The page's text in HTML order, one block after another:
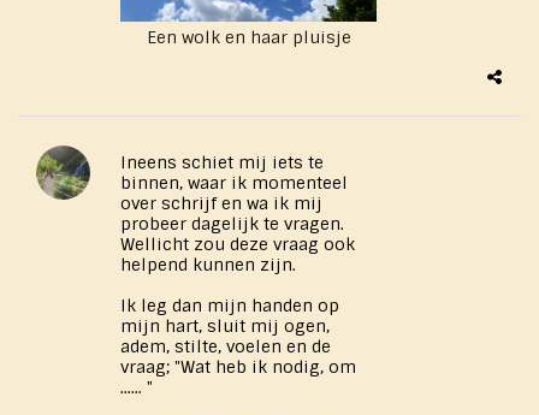
Een wolk en haar pluisje
Ineens schiet mij iets te
binnen, waar ik momenteel
over schrijf en wa ik mij
probeer dagelijk te vragen.
Wellicht zou deze vraag ook
helpend kunnen zijn.
Ik leg dan mijn handen op
mijn hart, sluit mij ogen,
adem, stilte, voelen en de
vraag; "Wat heb ik nodig, om
...... "